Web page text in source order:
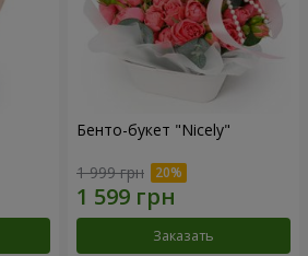
Бенто-букет "Nicely"
1 999 грн
Заказать